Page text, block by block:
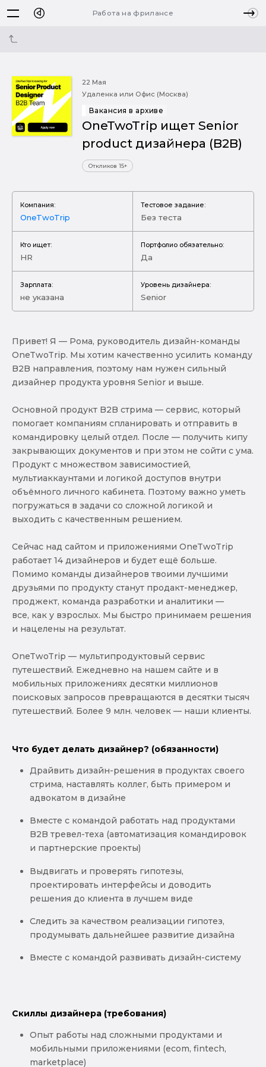
Работа на фрилансе
22 Мая
Удаленка или Офис (Москва)
Вакансия в архиве
OneTwoTrip ищет Senior
product дизайнера (B2B)
Откликов 15+
Компания:
OneTwoTrip
Тестовое задание:
Без теста
Кто ищет:
HR
Портфолио обязательно:
Да
Зарплата:
не указана
Уровень дизайнера:
Senior
Привет! Я — Рома, руководитель дизайн-команды
OneTwoTrip. Мы хотим качественно усилить команду
B2B направления, поэтому нам нужен сильный
дизайнер продукта уровня Senior и выше.
Основной продукт B2B стрима — сервис, который
помогает компаниям спланировать и отправить в
командировку целый отдел. После — получить кипу
закрывающих документов и при этом не сойти с ума.
Продукт с множеством зависимостией,
мультиаккаунтами и логикой доступов внутри
объёмного личного кабинета. Поэтому важно уметь
погружаться в задачи со сложной логикой и
выходить с качественным решением.
Сейчас над сайтом и приложениями OneTwoTrip
работает 14 дизайнеров и будет ещё больше.
Помимо команды дизайнеров твоими лучшими
друзьями по продукту станут продакт-менеджер,
проджект, команда разработки и аналитики —
все, как у взрослых. Мы быстро принимаем решения
и нацелены на результат.
OneTwoTrip — мультипродуктовый сервис
путешествий. Ежедневно на нашем сайте и в
мобильных приложениях десятки миллионов
поисковых запросов превращаются в десятки тысяч
путешествий. Более 9 млн. человек — наши клиенты.
Что будет делать дизайнер? (обязанности)
Драйвить дизайн-решения в продуктах своего
стрима, наставлять коллег, быть примером и
адвокатом в дизайне
Вместе с командой работать над продуктами
B2B тревел-теха (автоматизация командировок
и партнерские проекты)
Выдвигать и проверять гипотезы,
проектировать интерфейсы и доводить
решения до клиента в лучшем виде
Следить за качеством реализации гипотез,
продумывать дальнейшее развитие дизайна
Вместе с командой развивать дизайн-систему
Скиллы дизайнера (требования)
Опыт работы над сложными продуктами и
мобильными приложениями (ecom, fintech,
marketplace)